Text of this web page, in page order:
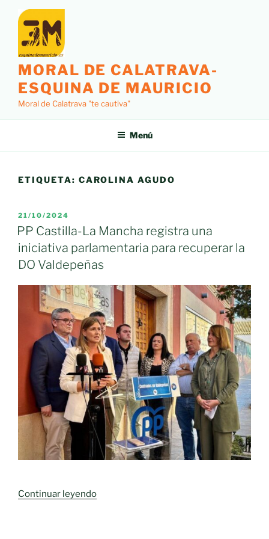
contenido
MORAL DE CALATRAVA-
ESQUINA DE MAURICIO
Moral de Calatrava "te cautiva"
Menú
ETIQUETA: CAROLINA AGUDO
PUBLICADO
EL
21/10/2024
PP Castilla-La Mancha registra una
iniciativa parlamentaria para recuperar la
DO Valdepeñas
Continuar leyendo«PP